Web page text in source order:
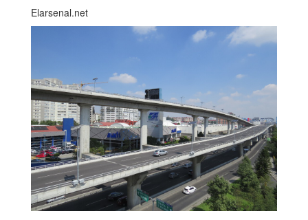
Elarsenal.net